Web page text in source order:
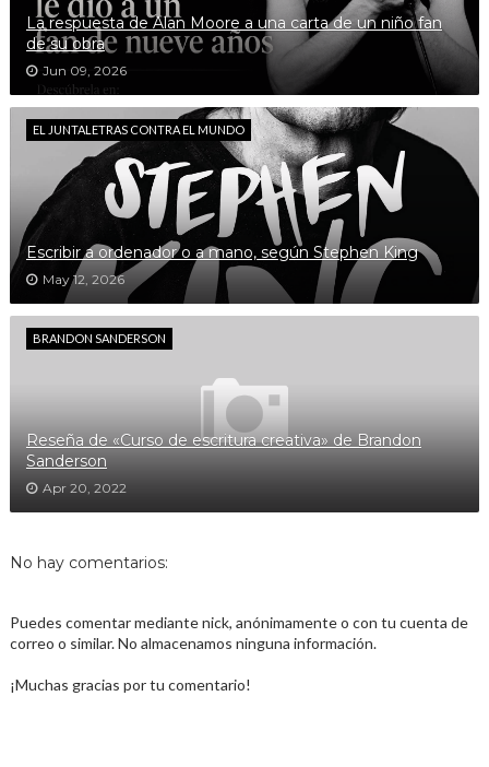
La respuesta de Alan Moore a una carta de un niño fan
de su obra
Jun 09, 2026
EL JUNTALETRAS CONTRA EL MUNDO
Escribir a ordenador o a mano, según Stephen King
May 12, 2026
BRANDON SANDERSON
Reseña de «Curso de escritura creativa» de Brandon
Sanderson
Apr 20, 2022
No hay comentarios:
Puedes comentar mediante nick, anónimamente o con tu cuenta de
correo o similar. No almacenamos ninguna información.
¡Muchas gracias por tu comentario!